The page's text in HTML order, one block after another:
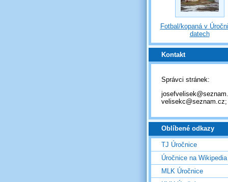
Fotbal/kopaná v
datech
Kontakt
Správci stránek:
velisekc@seznam.cz;
Oblíbené odkazy
TJ Úročnice
Úročnice na Wikipedia
MLK Úročnice